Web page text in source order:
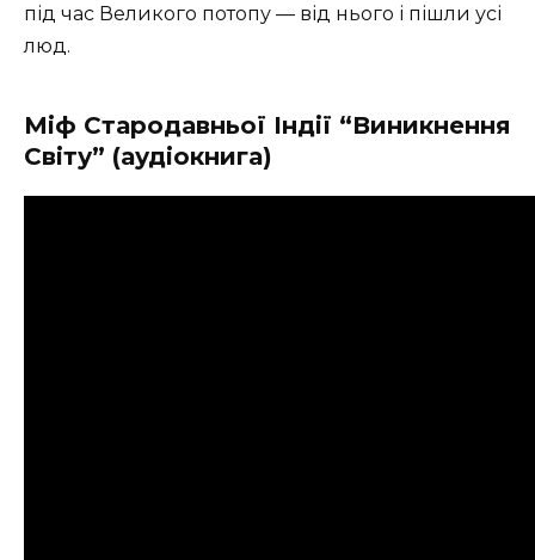
під час Великого потопу — від нього і пішли усі
люд.
Міф Стародавньої Індії “Виникнення
Світу” (аудіокнига)